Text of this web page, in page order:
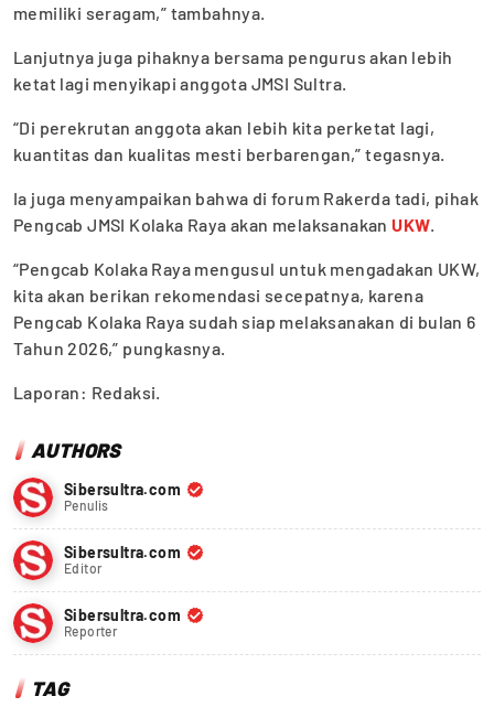
memiliki seragam,” tambahnya.
Lanjutnya juga pihaknya bersama pengurus akan lebih
ketat lagi menyikapi anggota JMSI Sultra.
“Di perekrutan anggota akan lebih kita perketat lagi,
kuantitas dan kualitas mesti berbarengan,” tegasnya.
Ia juga menyampaikan bahwa di forum Rakerda tadi, pihak
Pengcab JMSI Kolaka Raya akan melaksanakanUKW.
“Pengcab Kolaka Raya mengusul untuk mengadakan UKW,
kita akan berikan rekomendasi secepatnya, karena
Pengcab Kolaka Raya sudah siap melaksanakan di bulan 6
Tahun 2026,” pungkasnya.
Laporan: Redaksi.
AUTHORS
Sibersultra.com
Penulis
Sibersultra.com
Editor
Sibersultra.com
Reporter
TAG